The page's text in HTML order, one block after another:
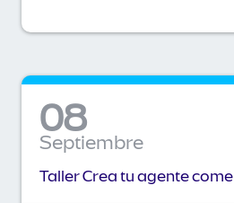
08
Septiembre
Taller Crea tu agente